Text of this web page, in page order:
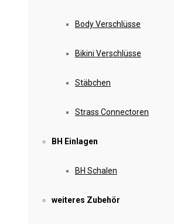
Body Verschlüsse
Bikini Verschlüsse
Stäbchen
Strass Connectoren
BH Einlagen
BH Schalen
weiteres Zubehör